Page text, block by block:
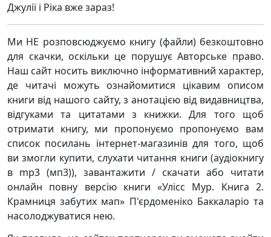
Джулії і Ріка вже зараз!
Ми НЕ розповсюджуємо книгу (файли) безкоштовно
для скачки, оскільки це порушує Авторське право.
Наш сайт носить виключно інформативний характер,
де читачі можуть ознайомитися цікавим описом
книги від нашого сайту, з анотацією від видавництва,
відгуками та цитатами з книжки. Для того щоб
отримати книгу, ми пропонуємо пропонуємо вам
список посилань інтернет-магазинів для того, щоб
ви змогли купити, слухати читання книги (аудіокнигу
в mp3 (мп3)), завантажити / скачати або читати
онлайн повну версію книги «Улісс Мур. Книга 2.
Крамниця забутих мап» П'єрдоменіко Баккаларіо та
насолоджуватися нею.